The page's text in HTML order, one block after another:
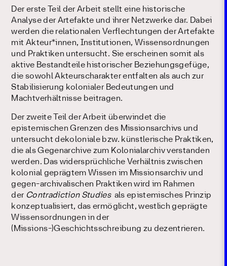
Der erste Teil der Arbeit stellt eine historische
Analyse der Artefakte und ihrer Netzwerke dar. Dabei
werden die relationalen Verflechtungen der Artefakte
mit Akteur*innen, Institutionen, Wissensordnungen
und Praktiken untersucht. Sie erscheinen somit als
aktive Bestandteile historischer Beziehungsgefüge,
die sowohl Akteurscharakter entfalten als auch zur
Stabilisierung kolonialer Bedeutungen und
Machtverhältnisse beitragen.
Der zweite Teil der Arbeit überwindet die
epistemischen Grenzen des Missionsarchivs und
untersucht dekoloniale bzw. künstlerische Praktiken,
die als Gegenarchive zum Kolonialarchiv verstanden
werden. Das widersprüchliche Verhältnis zwischen
kolonial geprägtem Wissen im Missionsarchiv und
gegen-archivalischen Praktiken wird im Rahmen
der Contradiction Studies als epistemisches Prinzip
konzeptualisiert, das ermöglicht, westlich geprägte
Wissensordnungen in der
(Missions-)Geschichtsschreibung zu dezentrieren.